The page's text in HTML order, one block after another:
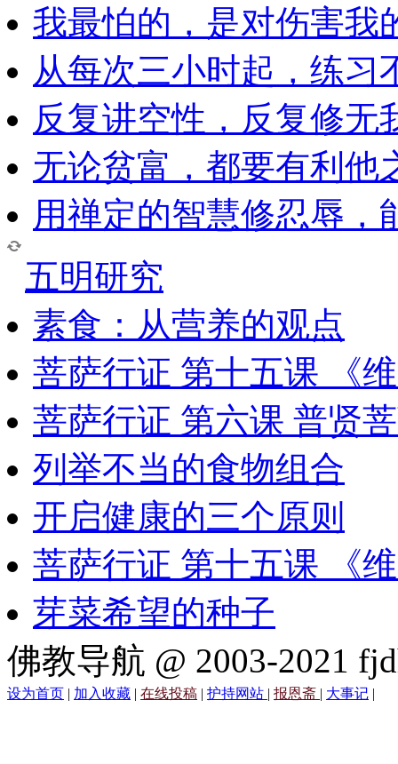
我最怕的，是对伤害我
从每次三小时起，练习
反复讲空性，反复修无
无论贫富，都要有利他
用禅定的智慧修忍辱，
五明研究
素食：从营养的观点
菩萨行证 第十五课 《
菩萨行证 第六课 普贤
列举不当的食物组合
开启健康的三个原则
菩萨行证 第十五课 《
芽菜希望的种子
佛教导航 @ 2003-2021
设为首页 | 加入收藏 | 在线投稿 | 护持网站 | 报恩斋 | 大事记 |